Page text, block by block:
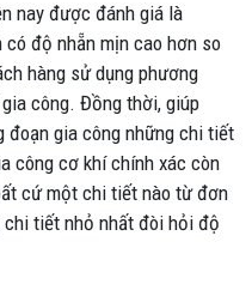
nay được đánh giá là
độ nhẵn mịn cao hơn so
hàng sử dụng phương
công. Đồng thời, giúp
đoạn gia công những chi tiết
công cơ khí chính xác còn
cứ một chi tiết nào từ đơn
chi tiết nhỏ nhất đòi hỏi độ